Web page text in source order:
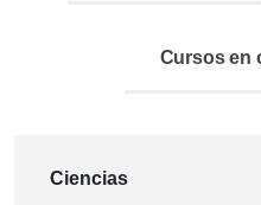
Cursos en
Ciencias